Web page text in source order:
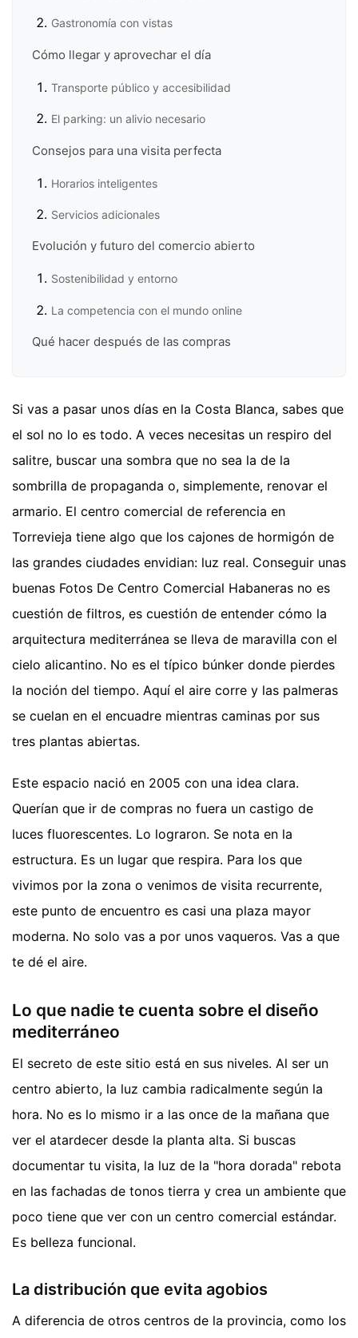
Gastronomía con vistas
Cómo llegar y aprovechar el día
Transporte público y accesibilidad
El parking: un alivio necesario
Consejos para una visita perfecta
Horarios inteligentes
Servicios adicionales
Evolución y futuro del comercio abierto
Sostenibilidad y entorno
La competencia con el mundo online
Qué hacer después de las compras
Si vas a pasar unos días en la Costa Blanca, sabes que
el sol no lo es todo. A veces necesitas un respiro del
salitre, buscar una sombra que no sea la de la
sombrilla de propaganda o, simplemente, renovar el
armario. El centro comercial de referencia en
Torrevieja tiene algo que los cajones de hormigón de
las grandes ciudades envidian: luz real. Conseguir unas
buenas Fotos De Centro Comercial Habaneras no es
cuestión de filtros, es cuestión de entender cómo la
arquitectura mediterránea se lleva de maravilla con el
cielo alicantino. No es el típico búnker donde pierdes
la noción del tiempo. Aquí el aire corre y las palmeras
se cuelan en el encuadre mientras caminas por sus
tres plantas abiertas.
Este espacio nació en 2005 con una idea clara.
Querían que ir de compras no fuera un castigo de
luces fluorescentes. Lo lograron. Se nota en la
estructura. Es un lugar que respira. Para los que
vivimos por la zona o venimos de visita recurrente,
este punto de encuentro es casi una plaza mayor
moderna. No solo vas a por unos vaqueros. Vas a que
te dé el aire.
Lo que nadie te cuenta sobre el diseño
mediterráneo
El secreto de este sitio está en sus niveles. Al ser un
centro abierto, la luz cambia radicalmente según la
hora. No es lo mismo ir a las once de la mañana que
ver el atardecer desde la planta alta. Si buscas
documentar tu visita, la luz de la "hora dorada" rebota
en las fachadas de tonos tierra y crea un ambiente que
poco tiene que ver con un centro comercial estándar.
Es belleza funcional.
La distribución que evita agobios
A diferencia de otros centros de la provincia, como los